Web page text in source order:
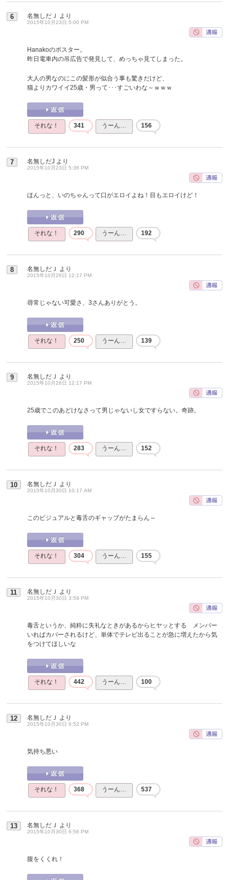
6 名無しだＪ より
2015年10月23日 5:00 PM
Hanakoのポスター。
昨日電車内の吊広告で発見して、めっちゃ見てしまった。
大人の男なのにこの髪形が似合う事も驚きだけど、
猫よりカワイイ25歳・男って･･･すごいわな～ｗｗｗ
それな！ 341 うーん… 156
7 名無しだJ より
2015年10月23日 5:36 PM
ほんっと、いのちゃんって口がエロイよね！目もエロイけど！
それな！ 290 うーん… 192
8 名無しだＪ より
2015年10月26日 12:17 PM
尋常じゃない可愛さ、3さんありがとう。
それな！ 250 うーん… 139
9 名無しだＪ より
2015年10月26日 12:17 PM
25歳でこのあどけなさって男じゃないし女ですらない。奇跡。
それな！ 283 うーん… 152
10 名無しだＪ より
2015年10月30日 10:17 AM
このビジュアルと毒舌のギャップがたまらん～
それな！ 304 うーん… 155
11 名無しだＪ より
2015年10月30日 3:59 PM
毒舌というか、純粋に失礼なときがあるからヒヤッとする メンバー
いればカバーされるけど、単体でテレビ出ることが急に増えたから気
をつけてほしいな
それな！ 442 うーん… 100
12 名無しだＪ より
2015年10月30日 6:52 PM
気持ち悪い
それな！ 368 うーん… 537
13 名無しだＪ より
2015年10月30日 6:56 PM
腹をくくれ！